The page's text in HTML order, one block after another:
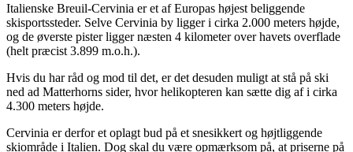
Italienske Breuil-Cervinia er et af Europas højest beliggende
skisportssteder. Selve Cervinia by ligger i cirka 2.000 meters højde,
og de øverste pister ligger næsten 4 kilometer over havets overflade
(helt præcist 3.899 m.o.h.).
Hvis du har råd og mod til det, er det desuden muligt at stå på ski
ned ad Matterhorns sider, hvor helikopteren kan sætte dig af i cirka
4.300 meters højde.
Cervinia er derfor et oplagt bud på et snesikkert og højtliggende
skiområde i Italien. Dog skal du være opmærksom på, at priserne på